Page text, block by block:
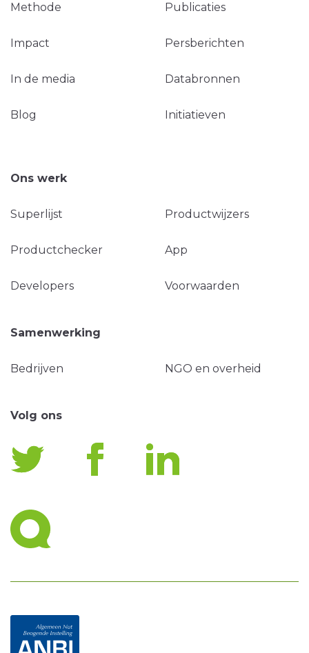
Methode Publicaties
Impact Persberichten
In de media Databronnen
Blog Initiatieven
Ons werk
Superlijst Productwijzers
Productchecker App
Developers Voorwaarden
Samenwerking
Bedrijven NGO en overheid
Volg ons